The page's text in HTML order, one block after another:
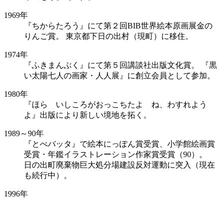
1969年
『ちからたろう』にて第２回BIB世界絵本原画展金の
りんご賞。 東京都下日の出村（現町）に移住。
1974年
『ふきまんぶく』にて第５回講談社出版文化賞。 『黒
い太陽七人の画家・人人展』に創立会員として参加。
1980年
『ほら いしころがおっこちたよ ね、わすれよう
よ』出版により新しい境地を拓く。
1989～90年
『とべバッタ』で絵本にっぽん賞受賞、小学館絵画賞
受賞・年鑑イラストレーション作家賞受賞（90）。
日の出町廃棄物巨大処分場建設反対運動に突入（現在
も続行中）。
1996年